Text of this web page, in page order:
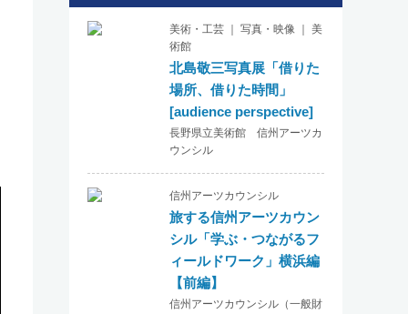
美術・工芸 ｜ 写真・映像 ｜ 美
術館
北島敬三写真展「借りた
場所、借りた時間」
[audience perspective]
長野県立美術館 信州アーツカ
ウンシル
信州アーツカウンシル
旅する信州アーツカウン
シル「学ぶ・つながるフ
ィールドワーク」横浜編
【前編】
信州アーツカウンシル（一般財